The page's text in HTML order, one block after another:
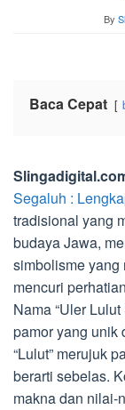
By
Baca Cepat
Segaluh :
tradisional yang
budaya Jawa,
simbolisme yang
mencuri
Nama “Uler
pamor yang unik
“Lulut” merujuk
berarti sebelas.
makna dan nilai-